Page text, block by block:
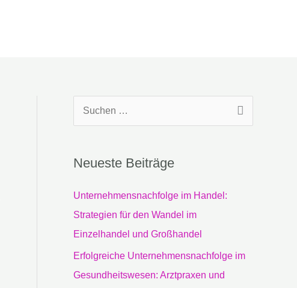
e
n
n
Neueste Beiträge
Unternehmensnachfolge im Handel:
Strategien für den Wandel im
Einzelhandel und Großhandel
Erfolgreiche Unternehmensnachfolge im
Gesundheitswesen: Arztpraxen und